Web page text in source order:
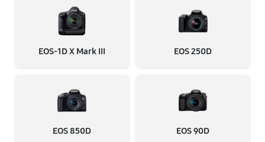
EOS‑1D X Mark III EOS 250D
EOS 850D EOS 90D